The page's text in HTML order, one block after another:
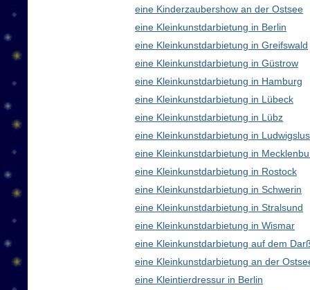
eine Kinderzaubershow an der Ostsee
eine Kleinkunstdarbietung in Berlin
eine Kleinkunstdarbietung in Greifswald
eine Kleinkunstdarbietung in Güstrow
eine Kleinkunstdarbietung in Hamburg
eine Kleinkunstdarbietung in Lübeck
eine Kleinkunstdarbietung in Lübz
eine Kleinkunstdarbietung in
eine Kleinkunstdarbietung in
eine Kleinkunstdarbietung in Rostock
eine Kleinkunstdarbietung in Schwerin
eine Kleinkunstdarbietung in Stralsund
eine Kleinkunstdarbietung in Wismar
eine Kleinkunstdarbietung auf dem
eine Kleinkunstdarbietung an der
eine Kleintierdressur in Berlin